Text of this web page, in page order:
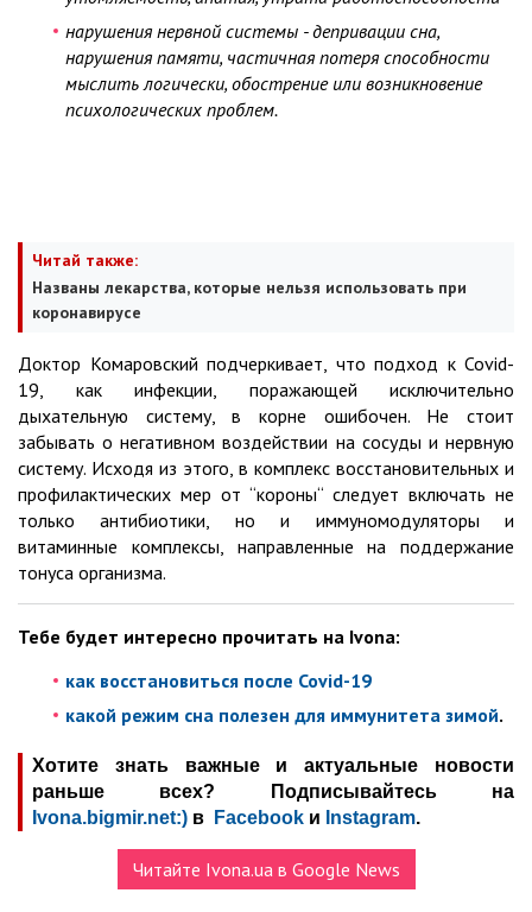
нарушения нервной системы - депривации сна,
нарушения памяти, частичная потеря способности
мыслить логически, обострение или возникновение
психологических проблем.
Читай также:
Названы лекарства, которые нельзя использовать при
коронавирусе
Доктор Комаровский подчеркивает, что подход к Covid-
19, как инфекции, поражающей исключительно
дыхательную систему, в корне ошибочен. Не стоит
забывать о негативном воздействии на сосуды и нервную
систему. Исходя из этого, в комплекс восстановительных и
профилактических мер от “короны“ следует включать не
только антибиотики, но и иммуномодуляторы и
витаминные комплексы, направленные на поддержание
тонуса организма.
Тебе будет интересно прочитать на Ivona:
как восстановиться после Covid-19
какой режим сна полезен для иммунитета зимой.
Хотите знать важные и актуальные новости
раньше всех? Подписывайтесь на
Ivona.bigmir.net:) в Facebook и Instagram.
Читайте Ivona.ua в Google News